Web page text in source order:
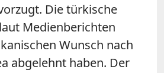
Die türkische
Medienberichten
Wunsch nach
abgelehnt haben. Der